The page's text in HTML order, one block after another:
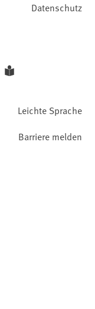
Datenschutz
Leichte Sprache
Barriere melden